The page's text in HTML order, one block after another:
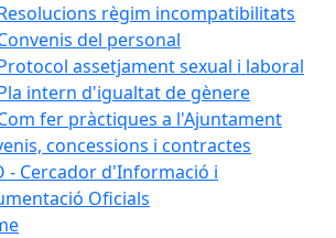
règim incompatibilitats
del personal
assetjament sexual i laboral
intern d'igualtat de gènere
fer pràctiques a l'Ajuntament
concessions i contractes
- Cercador d'Informació i
Oficials